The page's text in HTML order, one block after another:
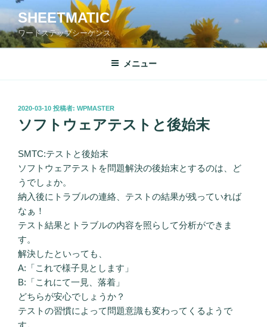
テ
ン
へ
SHEETMATIC
ワードステップシーケンス
メニュー
投
稿
日:
2020-03-10 投稿者: WPMASTER
ソフトウェアテストと後始末
SMTC:テストと後始末
ソフトウェアテストを問題解決の後始末とするのは、ど
うでしょか。
納入後にトラブルの連絡、テストの結果が残っていれば
なぁ！
テスト結果とトラブルの内容を照らして分析ができま
す。
解決したといっても、
A:「これで様子見とします」
B:「これにて一見、落着」
どちらが安心でしょうか？
テストの習慣によって問題意識も変わってくるようで